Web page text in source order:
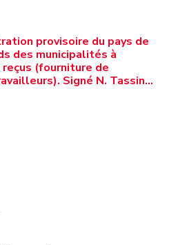
provisoire du pays de
des municipalités à
(fourniture de
Signé N. Tassin…